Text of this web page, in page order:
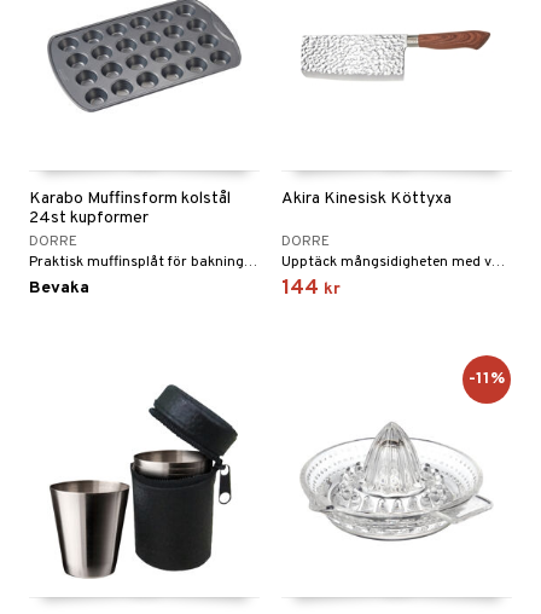
Karabo Muffinsform kolstål
24st kupformer
DORRE
Praktisk muffinsplåt för bakning av mini-muffins och cupcakes.
Bevaka
Akira Kinesisk Köttyxa
DORRE
Upptäck mångsidigheten med vår kinesiska kockkniv. Med optimal skärpa är den perfekt för att hantera både kött och grönsaker.
144 kr
-11%